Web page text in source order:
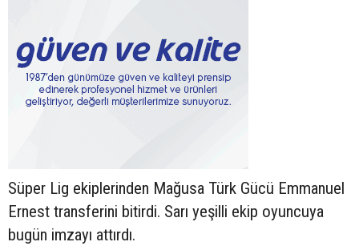
Süper Lig ekiplerinden Mağusa Türk Gücü Emmanuel
Ernest transferini bitirdi. Sarı yeşilli ekip oyuncuya
bugün imzayı attırdı.